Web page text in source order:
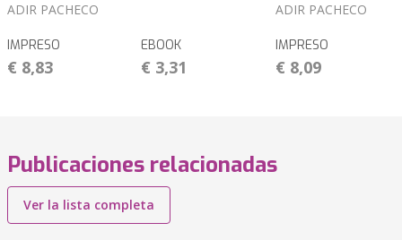
ADIR PACHECO
IMPRESO
€ 8,83
EBOOK
€ 3,31
ADIR PACHECO
IMPRESO
€ 8,09
Publicaciones relacionadas
Ver la lista completa